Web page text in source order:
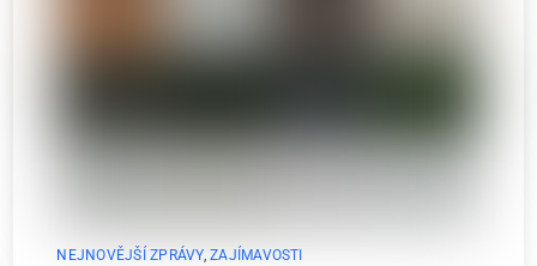
NEJNOVĚJŠÍ ZPRÁVY,ZAJÍMAVOSTI